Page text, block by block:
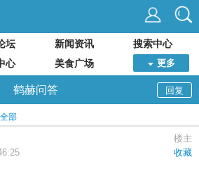
坛 新闻资讯
搜索中心
心 美食广场 更多
回复
鹤赫问答
部
楼主
收藏